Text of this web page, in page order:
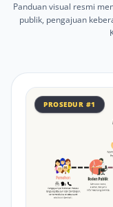
Panduan visual resmi
publik, pengajuan
PROSEDUR #1